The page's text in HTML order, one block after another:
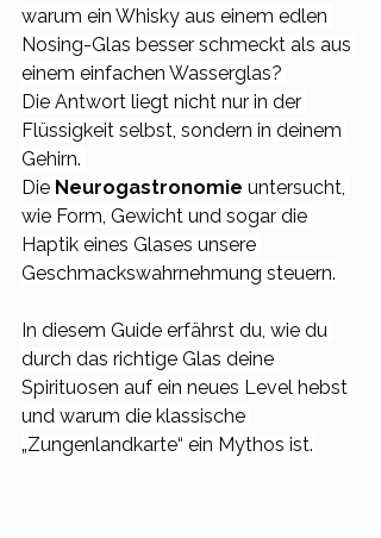
warum ein Whisky aus einem edlen
Nosing-Glas besser schmeckt als aus
einem einfachen Wasserglas?
Die Antwort liegt nicht nur in der
Flüssigkeit selbst, sondern in deinem
Gehirn.
Die Neurogastronomie untersucht,
wie Form, Gewicht und sogar die
Haptik eines Glases unsere
Geschmackswahrnehmung steuern.
In diesem Guide erfährst du, wie du
durch das richtige Glas deine
Spirituosen auf ein neues Level hebst
und warum die klassische
„Zungenlandkarte“ ein Mythos ist.